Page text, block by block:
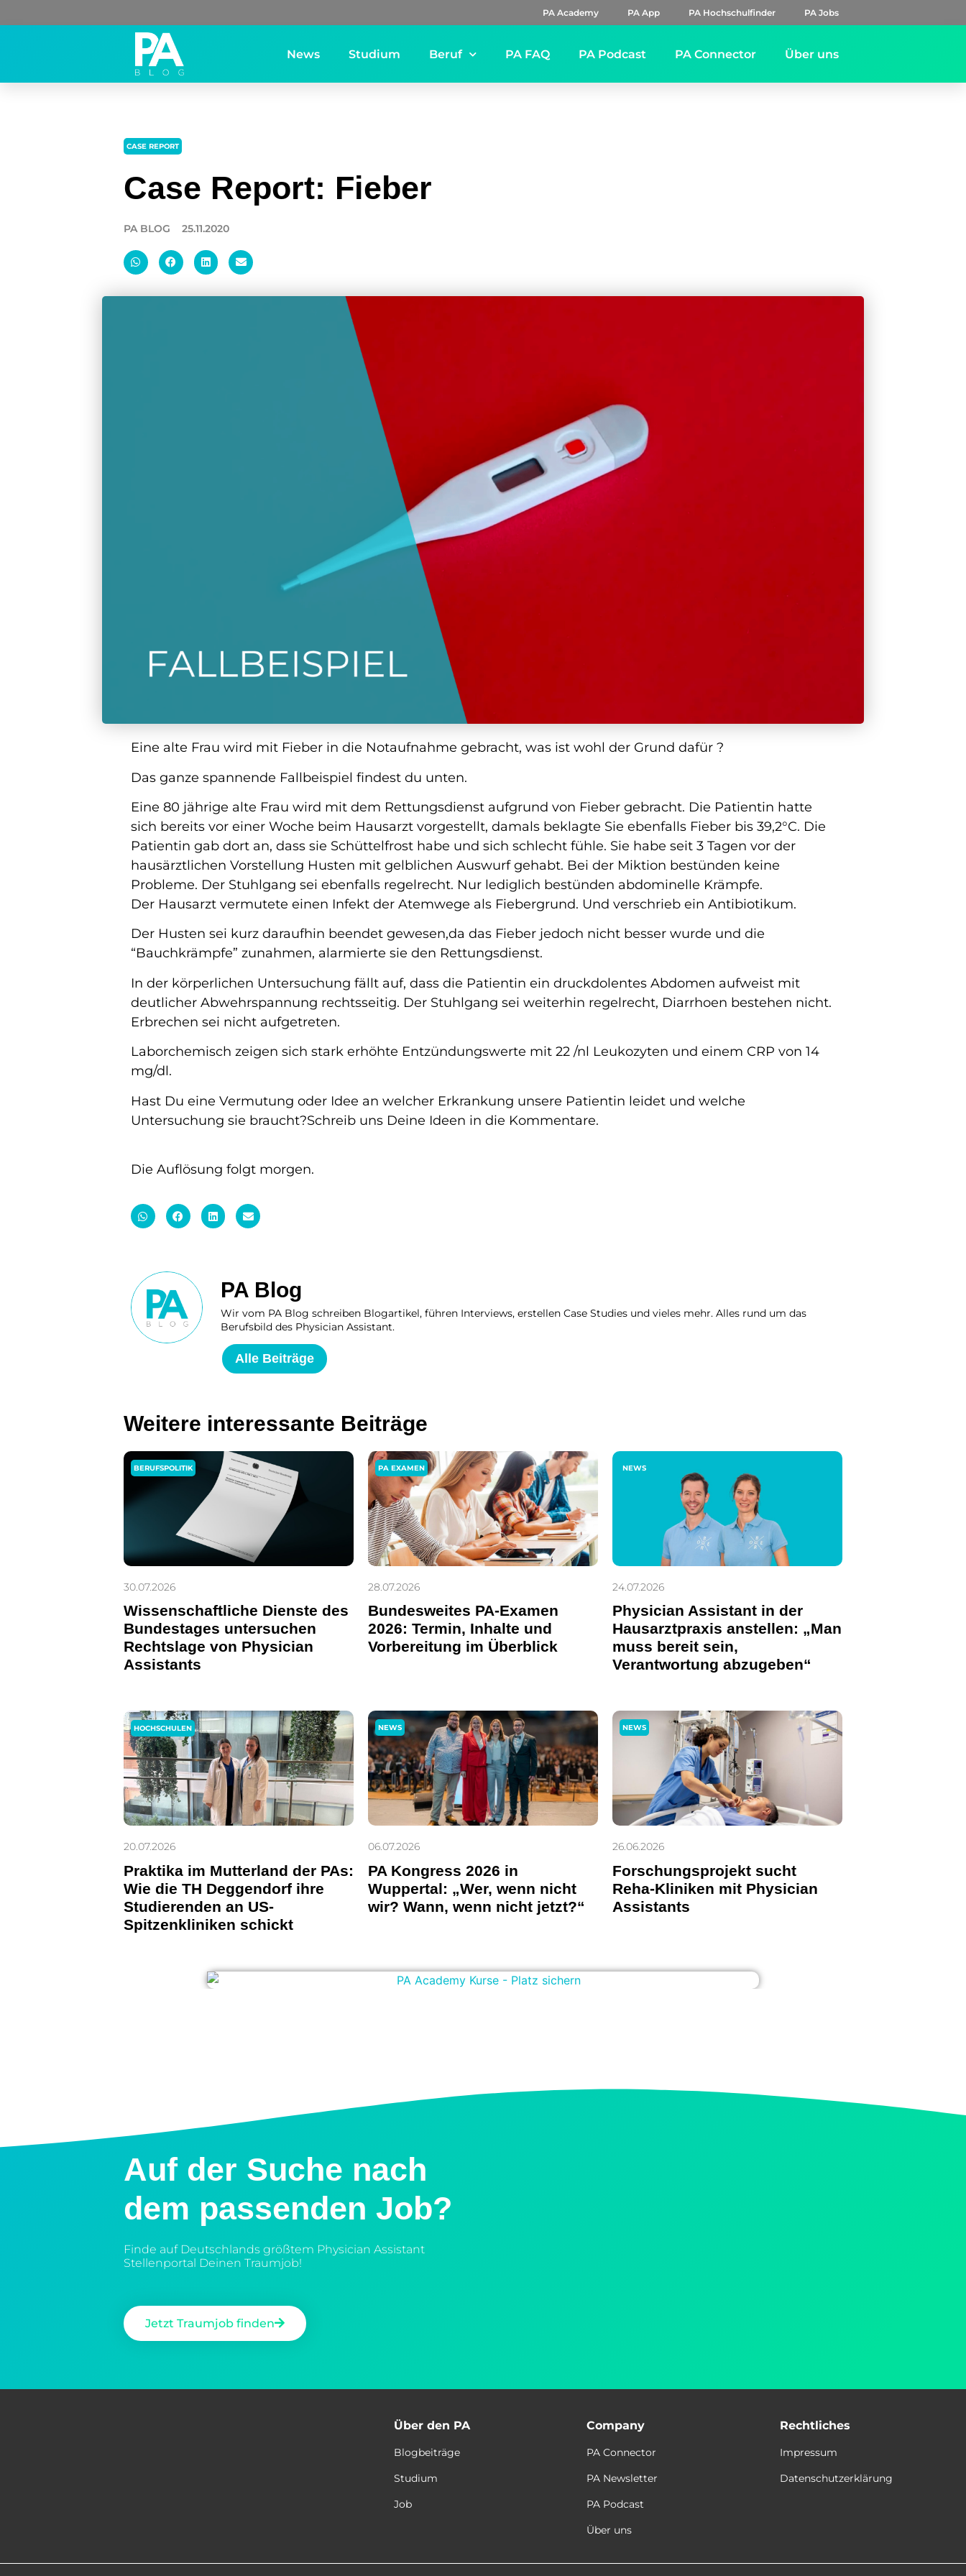
PA Academy PA App PA Hochschulfinder PA Jobs
News Studium Beruf PA FAQ PA Podcast PA Connector Über uns
CASE REPORT
Case Report: Fieber
PA BLOG 25.11.2020
Eine alte Frau wird mit Fieber in die Notaufnahme gebracht, was ist wohl der Grund dafür ?
Das ganze spannende Fallbeispiel findest du unten.
Eine 80 jährige alte Frau wird mit dem Rettungsdienst aufgrund von Fieber gebracht. Die Patientin hatte
sich bereits vor einer Woche beim Hausarzt vorgestellt, damals beklagte Sie ebenfalls Fieber bis 39,2°C. Die
Patientin gab dort an, dass sie Schüttelfrost habe und sich schlecht fühle. Sie habe seit 3 Tagen vor der
hausärztlichen Vorstellung Husten mit gelblichen Auswurf gehabt. Bei der Miktion bestünden keine
Probleme. Der Stuhlgang sei ebenfalls regelrecht. Nur lediglich bestünden abdominelle Krämpfe.
Der Hausarzt vermutete einen Infekt der Atemwege als Fiebergrund. Und verschrieb ein Antibiotikum.
Der Husten sei kurz daraufhin beendet gewesen,da das Fieber jedoch nicht besser wurde und die
“Bauchkrämpfe” zunahmen, alarmierte sie den Rettungsdienst.
In der körperlichen Untersuchung fällt auf, dass die Patientin ein druckdolentes Abdomen aufweist mit
deutlicher Abwehrspannung rechtsseitig. Der Stuhlgang sei weiterhin regelrecht, Diarrhoen bestehen nicht.
Erbrechen sei nicht aufgetreten.
Laborchemisch zeigen sich stark erhöhte Entzündungswerte mit 22 /nl Leukozyten und einem CRP von 14
mg/dl.
Hast Du eine Vermutung oder Idee an welcher Erkrankung unsere Patientin leidet und welche
Untersuchung sie braucht?Schreib uns Deine Ideen in die Kommentare.
Die Auflösung folgt morgen.
PA Blog
Wir vom PA Blog schreiben Blogartikel, führen Interviews, erstellen Case Studies und vieles mehr. Alles rund um das
Berufsbild des Physician Assistant.
Alle Beiträge
Weitere interessante Beiträge
BERUFSPOLITIK
30.07.2026
Wissenschaftliche Dienste des
Bundestages untersuchen
Rechtslage von Physician
Assistants
PA EXAMEN
28.07.2026
Bundesweites PA-Examen
2026: Termin, Inhalte und
Vorbereitung im Überblick
NEWS
24.07.2026
Physician Assistant in der
Hausarztpraxis anstellen: „Man
muss bereit sein,
Verantwortung abzugeben“
HOCHSCHULEN
20.07.2026
Praktika im Mutterland der PAs:
Wie die TH Deggendorf ihre
Studierenden an US-
Spitzenkliniken schickt
NEWS
06.07.2026
PA Kongress 2026 in
Wuppertal: „Wer, wenn nicht
wir? Wann, wenn nicht jetzt?“
NEWS
26.06.2026
Forschungsprojekt sucht
Reha-Kliniken mit Physician
Assistants
Auf der Suche nach
dem passenden Job?
Finde auf Deutschlands größtem Physician Assistant
Stellenportal Deinen Traumjob!
Jetzt Traumjob finden
Über den PA
Blogbeiträge
Studium
Job
Company
PA Connector
PA Newsletter
PA Podcast
Über uns
Rechtliches
Impressum
Datenschutzerklärung